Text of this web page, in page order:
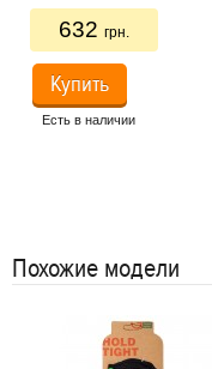
632 грн.
Купить
Есть в наличии
Похожие модели